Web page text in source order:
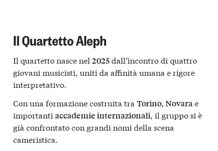
Il Quartetto Aleph
Il quartetto nasce nel 2025dall’incontro di quattro
giovani musicisti, uniti da affinità umana e rigore
interpretativo.
Con una formazione costruita tra Torino, Novarae
importanti accademie internazionali, il gruppo si è
già confrontato con grandi nomi della scena
cameristica.